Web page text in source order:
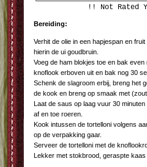
!! Not Rated
Bereiding:
Verhit de olie in een hapjespan en fruit
hierin de ui goudbruin.
Voeg de ham blokjes toe en bak even
knoflook erboven uit en bak nog 30
Schenk de slagroom erbij, breng het
de kook en breng op smaak met
Laat de saus op laag vuur 30 minuten
af en toe roeren.
Kook intussen de tortelloni volgens
op de verpakking gaar.
Serveer de tortelloni met de
Lekker met stokbrood, geraspte kaas